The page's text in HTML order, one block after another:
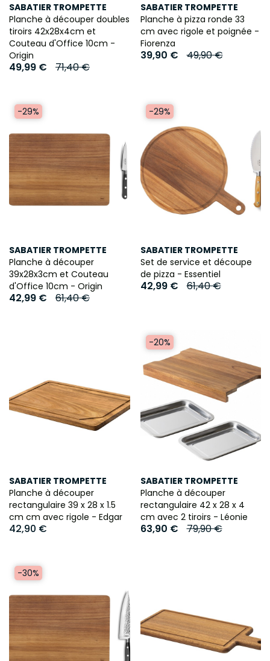
SABATIER TROMPETTE
Planche à découper doubles
tiroirs 42x28x4cm et
Couteau d'Office 10cm -
Origin
49,99 € 71,40 €
SABATIER TROMPETTE
Planche à pizza ronde 33
cm avec rigole et poignée -
Fiorenza
39,90 € 49,90 €
-29%
SABATIER TROMPETTE
Planche à découper
39x28x3cm et Couteau
d'Office 10cm - Origin
42,99 € 61,40 €
-29%
SABATIER TROMPETTE
Set de service et découpe
de pizza - Essentiel
42,99 € 61,40 €
SABATIER TROMPETTE
Planche à découper
rectangulaire 39 x 28 x 1.5
cm cm avec rigole - Edgar
42,90 €
-20%
SABATIER TROMPETTE
Planche à découper
rectangulaire 42 x 28 x 4
cm avec 2 tiroirs - Léonie
63,90 € 79,90 €
-30%